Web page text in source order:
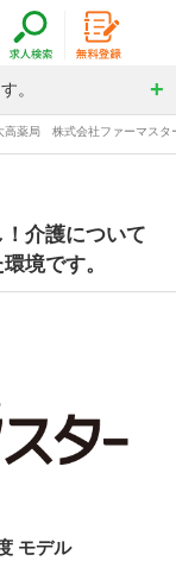
。
高薬局 株式会社ファーマスタ
！介護について
境です。
モデル